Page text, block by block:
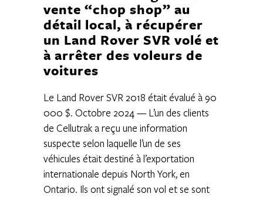
vente “chop shop” au
détail local, à récupérer
un Land Rover SVR volé et
à arrêter des voleurs de
voitures
Le Land Rover SVR 2018 était évalué à 90
000 $. Octobre 2024 — L’un des clients
de Cellutrak a reçu une information
suspecte selon laquelle l’un de ses
véhicules était destiné à l’exportation
internationale depuis North York, en
Ontario. Ils ont signalé son vol et se sont